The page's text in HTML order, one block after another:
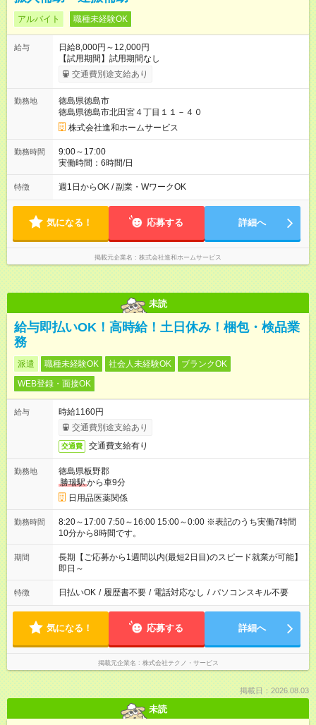
アルバイト 職種未経験OK
給与
日給8,000円～12,000円
【試用期間】試用期間なし
交通費別途支給あり
勤務地
徳島県徳島市
徳島県徳島市北田宮４丁目１１－４０
株式会社進和ホームサービス
勤務時間
9:00～17:00
実働時間：6時間/日
特徴 週1日からOK / 副業・WワークOK
気になる！ 応募する 詳細へ
掲載元企業名 株式会社進和ホームサービス
未読
給与即払いOK！高時給！土日休み！梱包・検品業
務
派遣 職種未経験OK 社会人未経験OK
ブランクOK
WEB登録・面接OK
給与
時給1160円
交通費別途支給あり
交通費 交通費支給有り
勤務地
徳島県板野郡
勝瑞駅から車9分
日用品医薬関係
勤務時間
8:20～17:00 7:50～16:00 15:00～0:00 ※表記のうち実働7時間
10分から8時間です。
期間
長期【ご応募から1週間以内(最短2日目)のスピード就業が可能】
即日～
特徴 日払いOK / 履歴書不要 / 電話対応なし / パソコンスキル不要
気になる！ 応募する 詳細へ
掲載元企業名 株式会社テクノ・サービス
掲載日：2026.08.03
未読